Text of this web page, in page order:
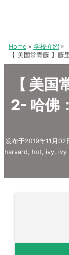
Home
学校介绍
【 美国常青藤 】
【 美
2- 哈佛
发布于2019年11月02
harvard, hot, ivy, ivy